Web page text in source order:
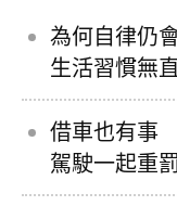
為何自律仍
生活習慣無
借車也有事
駕駛一起重罰